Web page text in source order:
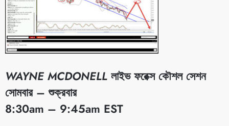
WAYNE MCDONELL লাইভ ফরেক্স কৌশল সেশন
সোমবার – শুক্রবার
8:30am – 9:45am EST